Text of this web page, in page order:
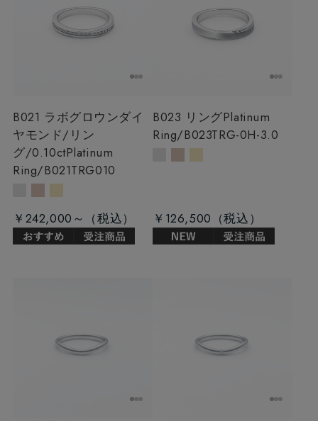
B021 ラボグロウンダイ
ヤモンド/リン
グ/0.10ctPlatinum
Ring/B021TRG010
￥242,000～
B023 リングPlatinum
Ring/B023TRG-0H-3.0
￥126,500